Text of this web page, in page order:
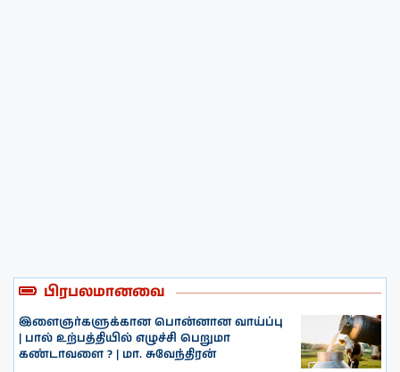
பிரபலமானவை
இளைஞர்களுக்கான பொன்னான வாய்ப்பு
| பால் உற்பத்தியில் எழுச்சி பெறுமா
கண்டாவளை ? | மா. சுவேந்திரன்